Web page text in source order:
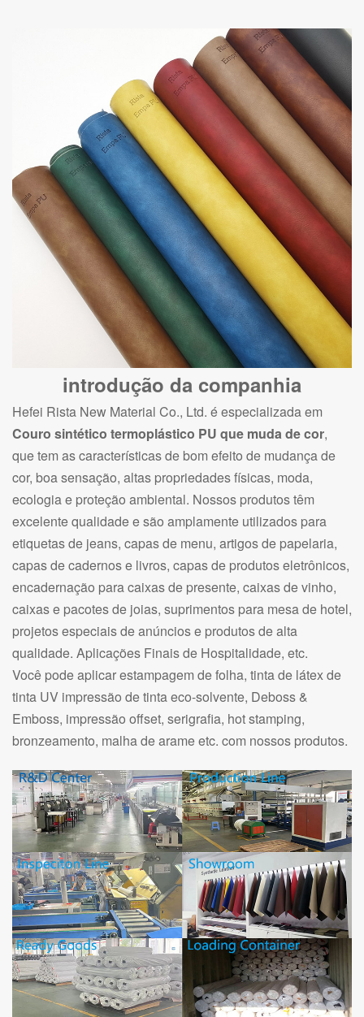
introdução da companhia
Hefei Rista New Material Co., Ltd. é especializada em
Couro sintético termoplástico PU que muda de cor,
que tem as características de bom efeito de mudança de
cor, boa sensação, altas propriedades físicas, moda,
ecologia e proteção ambiental. Nossos produtos têm
excelente qualidade e são amplamente utilizados para
etiquetas de jeans, capas de menu, artigos de papelaria,
capas de cadernos e livros, capas de produtos eletrônicos,
encadernação para caixas de presente, caixas de vinho,
caixas e pacotes de joias, suprimentos para mesa de hotel,
projetos especiais de anúncios e produtos de alta
qualidade. Aplicações Finais de Hospitalidade, etc.
Você pode aplicar estampagem de folha, tinta de látex de
tinta UV impressão de tinta eco-solvente, Deboss &
Emboss, impressão offset, serigrafia, hot stamping,
bronzeamento, malha de arame etc. com nossos produtos.